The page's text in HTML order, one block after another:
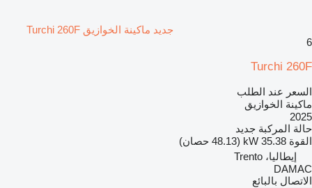
جديد ماكينة الخوازيق Turchi 260F
6
Turchi 260F
السعر عند الطلب
ماكينة الخوازيق
2025
حالة المركبة جديد
القوة 35.38 kW (48.13 حصان)
إيطاليا، Trento
DAMAC
الاتصال بالبائع